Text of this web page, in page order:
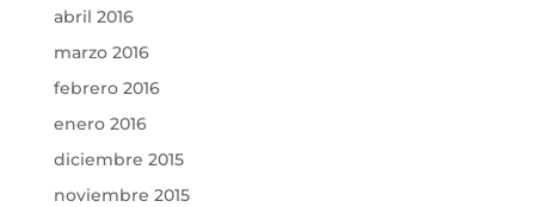
abril 2016
marzo 2016
febrero 2016
enero 2016
diciembre 2015
noviembre 2015